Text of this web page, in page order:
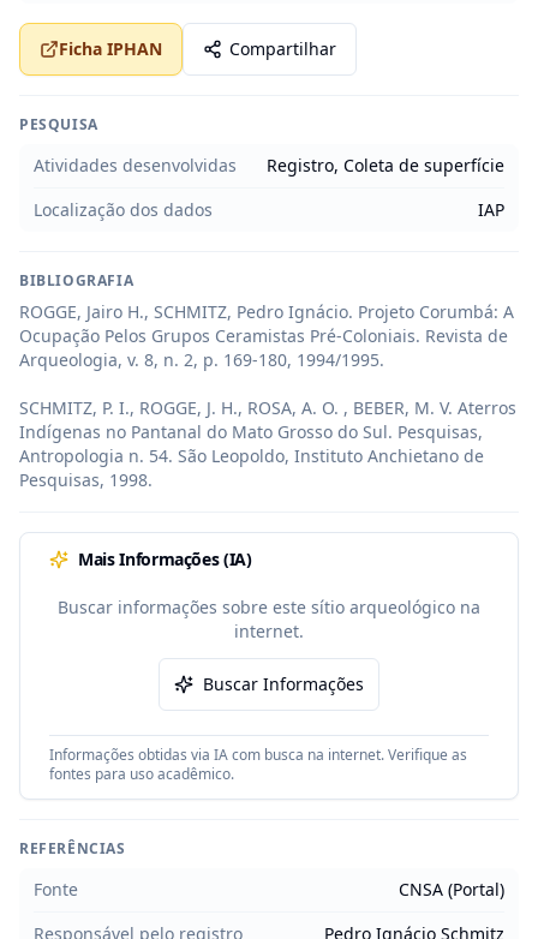
Ficha IPHAN Compartilhar
PESQUISA
Atividades desenvolvidas
Registro, Coleta de superfície
Localização dos dados
IAP
BIBLIOGRAFIA
ROGGE, Jairo H., SCHMITZ, Pedro Ignácio. Projeto Corumbá: A
Ocupação Pelos Grupos Ceramistas Pré-Coloniais. Revista de
Arqueologia, v. 8, n. 2, p. 169-180, 1994/1995.
SCHMITZ, P. I., ROGGE, J. H., ROSA, A. O. , BEBER, M. V. Aterros
Indígenas no Pantanal do Mato Grosso do Sul. Pesquisas,
Antropologia n. 54. São Leopoldo, Instituto Anchietano de
Pesquisas, 1998.
Mais Informações (IA)
Buscar informações sobre este sítio arqueológico na
internet.
Buscar Informações
Informações obtidas via IA com busca na internet. Verifique as
fontes para uso acadêmico.
REFERÊNCIAS
Fonte
CNSA (Portal)
Responsável pelo registro
Pedro Ignácio Schmitz